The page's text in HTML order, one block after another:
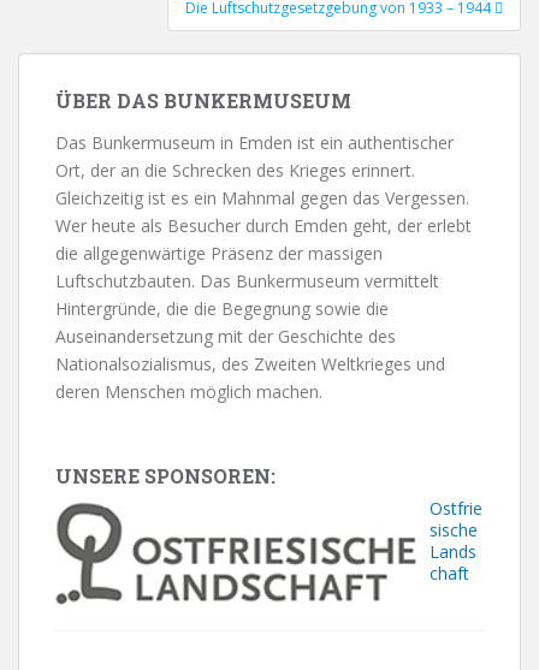
Die Luftschutzgesetzgebung von 1933 – 1944
ÜBER DAS BUNKERMUSEUM
Das Bunkermuseum in Emden ist ein authentischer
Ort, der an die Schrecken des Krieges erinnert.
Gleichzeitig ist es ein Mahnmal gegen das Vergessen.
Wer heute als Besucher durch Emden geht, der erlebt
die allgegenwärtige Präsenz der massigen
Luftschutzbauten. Das Bunkermuseum vermittelt
Hintergründe, die die Begegnung sowie die
Auseinandersetzung mit der Geschichte des
Nationalsozialismus, des Zweiten Weltkrieges und
deren Menschen möglich machen.
UNSERE SPONSOREN:
Ostfrie
sische
Lands
chaft